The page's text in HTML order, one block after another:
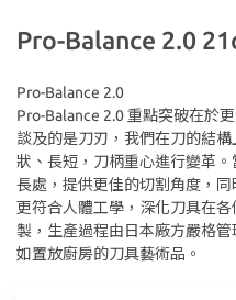
Pro-Balance 2.0
Pro-Balance 2.0
Pro-Balance 2.0 重點突破在於
談及的是刀刃，我們在刀的結
狀、長短，刀柄重心進行變革
長處，提供更佳的切割角度，
更符合人體工學，深化刀具在
製，生產過程由日本廠方嚴格
如置放廚房的刀具藝術品。